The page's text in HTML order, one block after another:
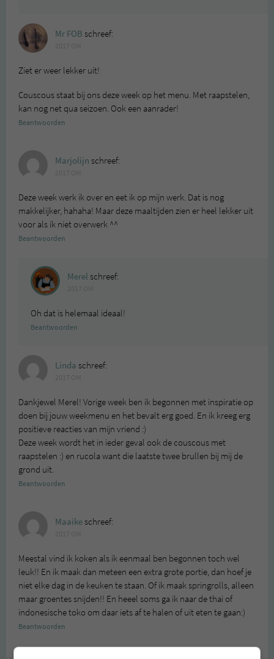
Mr FOB schreef:
Ziet er weer lekker uit!
Couscous staat bij ons deze week op het menu. Met raapstelen,
kan nog net qua seizoen. Ook een aanrader!
Beantwoorden
Marjolijn schreef:
Deze week werk ik over en eet ik op mijn werk. Dat is nog
makkelijker, hahaha! Maar deze maaltijden zien er heel lekker uit
voor als ik niet overwerk ^^
Beantwoorden
Merel schreef:
Oh dat is helemaal ideaal!
Beantwoorden
Linda schreef:
Dankjewel Merel! Vorige week ben ik begonnen met inspiratie op
doen bij jouw weekmenu en het bevalt erg goed. En ik kreeg erg
positieve reacties van mijn vriend :)
Deze week wordt het in ieder geval ook de couscous met
raapstelen :) en rucola want die laatste twee brullen bij mij de
grond uit.
Beantwoorden
Maaikeschreef:
Meestal vind ik koken als ik eenmaal ben begonnen toch wel
leuk!! En ik maak dan meteen een extra grote portie, dan hoef je
niet elke dag in de keuken te staan. Of ik maak springrolls, alleen
maar groentes snijden!! En heeel soms ga ik naar de thai of
indonesische toko om daar iets af te halen of uit eten te gaan:)
Beantwoorden